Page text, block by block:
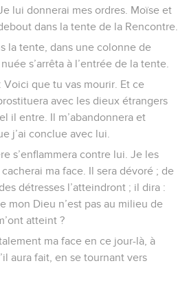
lui donnerai mes ordres. Moïse et
dans la tente de la Rencontre.
la tente, dans une colonne de
s’arrêta à l’entrée de la tente.
Voici que tu vas mourir. Et ce
avec les dieux étrangers
il entre. Il m’abandonnera et
j’ai conclue avec lui.
s’enflammera contre lui. Je les
ma face. Il sera dévoré ; de
détresses l’atteindront ; il dira :
mon Dieu n’est pas au milieu de
atteint ?
ma face en ce jour-là, à
aura fait, en se tournant vers